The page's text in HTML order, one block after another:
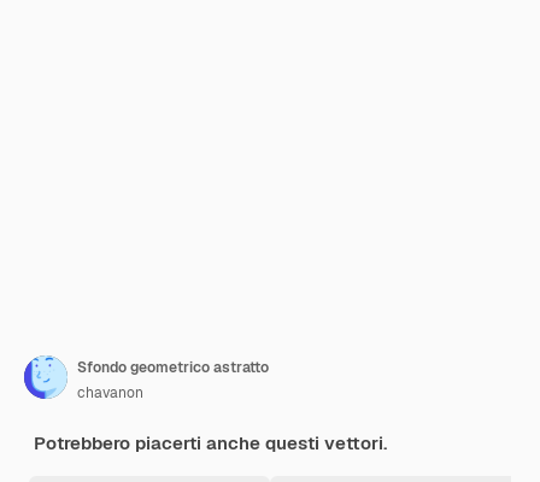
Sfondo geometrico astratto
chavanon
Potrebbero piacerti anche questi vettori.